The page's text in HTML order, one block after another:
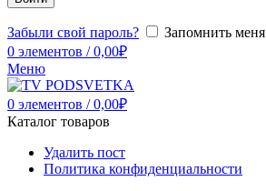
Забыли свой пароль?
Запомнить меня
0 элементов / 0,00₽
Меню
0 элементов / 0,00₽
Каталог товаров
Удалить пост
Политика конфиденциальности